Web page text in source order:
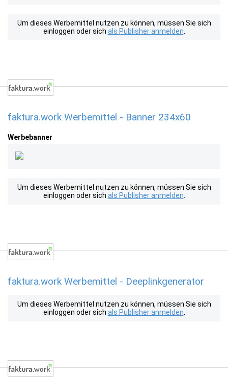
Um dieses Werbemittel nutzen zu können, müssen Sie sich
einloggen oder sich als Publisher anmelden
faktura.work Werbemittel - Banner 234x60
Werbebanner
Um dieses Werbemittel nutzen zu können, müssen Sie sich
einloggen oder sich als Publisher anmelden
faktura.work Werbemittel - Deeplinkgenerator
Um dieses Werbemittel nutzen zu können, müssen Sie sich
einloggen oder sich als Publisher anmelden